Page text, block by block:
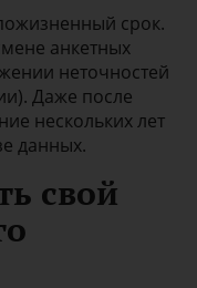
срок.
анкетных
неточностей
Даже после
нескольких лет
данных.
свой